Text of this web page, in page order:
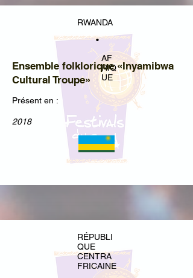
RWANDA
•
AF
RIQ
UE
Ensemble folklorique «Inyamibwa
Cultural Troupe»
Présent en :
2018
RÉPUBLI
QUE
CENTRA
FRICAINE